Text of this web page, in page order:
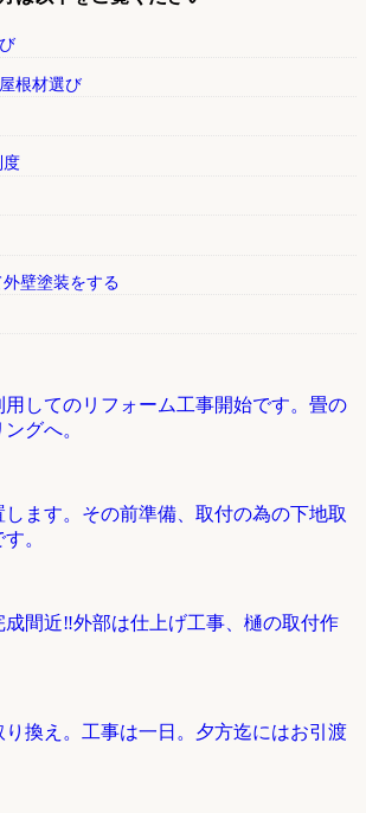
根材選び
度
壁塗装をする
用してのリフォーム工事開始です。畳の
グへ。
します。その前準備、取付の為の下地取
。
成間近‼外部は仕上げ工事、樋の取付作
り換え。工事は一日。夕方迄にはお引渡